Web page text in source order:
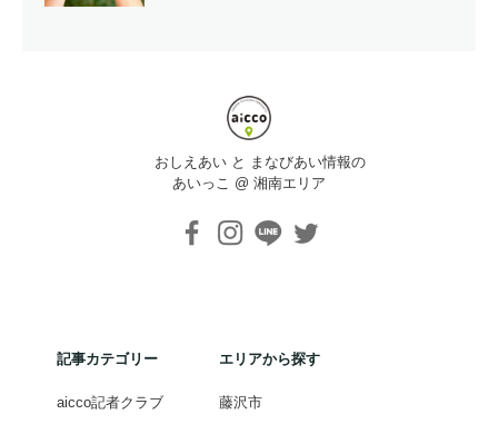
おしえあい と まなびあい情報の
あいっこ @ 湘南エリア
記事カテゴリー
aicco記者クラブ
エリアから探す
藤沢市